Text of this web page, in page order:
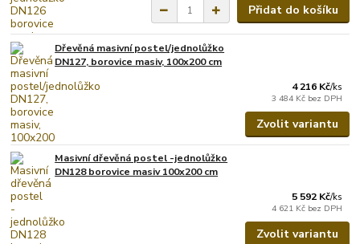
Přidat do košíku
Dřevěná masivní postel/jednolůžko
DN127, borovice masiv, 100x200 cm
4 216 Kč/ks
3 484 Kč bez DPH
Zvolit variantu
Masivní dřevěná postel -jednolůžko
DN128 borovice masiv 100x200 cm
5 592 Kč/ks
4 621 Kč bez DPH
Zvolit variantu